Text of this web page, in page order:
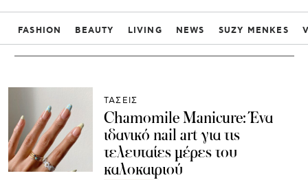
FASHION BEAUTY LIVING NEWS SUZY MENKES
ΤΑΣΕΙΣ
Chamomile Manicure: Ένα
ιδανικό nail art για τις
τελευταίες μέρες του
καλοκαιριού